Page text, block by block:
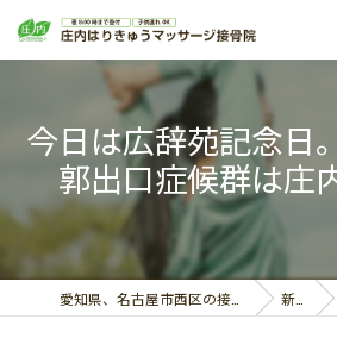
今日は広辞苑記念日
郭出口症候群は庄
新着情報